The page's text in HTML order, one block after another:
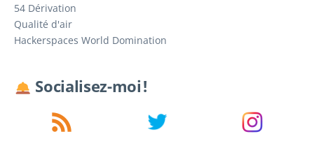
54 Dérivation
Qualité d'air
Hackerspaces World Domination
Socialisez-moi !